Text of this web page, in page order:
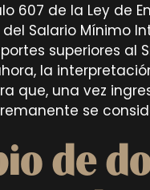
607 de la Ley de
Salario Mínimo
superiores al
la
que, una vez
se
de